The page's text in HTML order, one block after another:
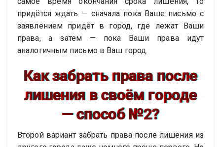
придётся ждать — сначала пока Ваше письмо с
заявлением придёт в город, где лежат Ваши
права, а затем — пока Ваши права идут
аналогичным письмо в Ваш город.
Как забрать права после
лишения в своём городе
— способ №2?
Второй вариант забрать права после лишения из